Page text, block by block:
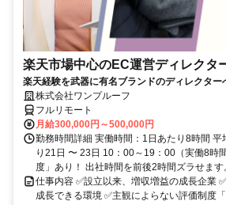
楽天市場中心のEC運営ディレクタ
楽天経験を武器に有名ブランドのディレクタ
株式会社ワンプルーフ
フルリモート
月給300,000円～500,000円
勤務時間詳細 実働時間：1日あたり8時間 平
り21日 〜 23日 10：00～19：00（実働8時
度」あり！ 出社時間を前後2時間ズラせます
仕事内容 ✅設立以来、増収増益の成長企業
成長できる環境 ✅主観によらない評価制度